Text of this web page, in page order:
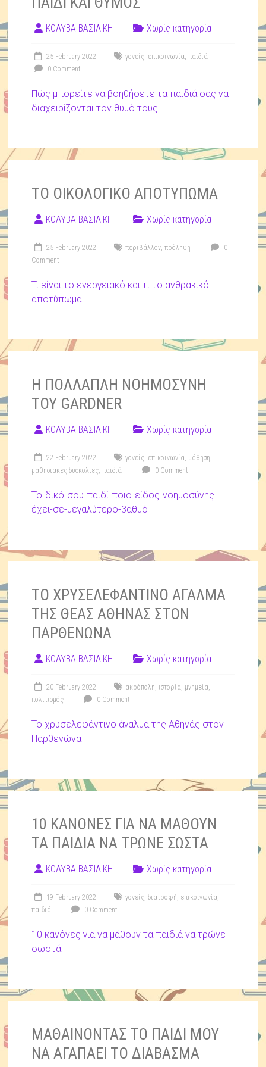
ΚΟΛΥΒΑ ΒΑΣΙΛΙΚΗ Χωρίς κατηγορία
25 February 2022 γονείς, επικοινωνία,παιδιά
0 Comment
Πώς μπορείτε να βοηθήσετε τα παιδιά σας να
διαχειρίζονται τον θυμό τους
ΤΟ ΟΙΚΟΛΟΓΙΚΟ ΑΠΟΤΥΠΩΜΑ
ΚΟΛΥΒΑ ΒΑΣΙΛΙΚΗ Χωρίς κατηγορία
25 February 2022 περιβάλλον,πρόληψη
0
Comment
Τι είναι το ενεργειακό και τι το ανθρακικό
αποτύπωμα
Η ΠΟΛΛΑΠΛΗ ΝΟΗΜΟΣΥΝΗ
ΤΟΥ GARDNER
ΚΟΛΥΒΑ ΒΑΣΙΛΙΚΗ Χωρίς κατηγορία
22 February 2022 γονείς, επικοινωνία, μάθηση,
μαθησιακές δυσκολίες,παιδιά 0 Comment
Το-δικό-σου-παιδί-ποιο-είδος-νοημοσύνης-
έχει-σε-μεγαλύτερο-βαθμό
ΤΟ ΧΡΥΣΕΛΕΦΑΝΤΙΝΟ ΑΓΑΛΜΑ
ΤΗΣ ΘΕΑΣ ΑΘΗΝΑΣ ΣΤΟΝ
ΠΑΡΘΕΝΩΝΑ
ΚΟΛΥΒΑ ΒΑΣΙΛΙΚΗ Χωρίς κατηγορία
20 February 2022 ακρόπολη, ιστορία, μνημεία,
πολιτισμός
0 Comment
Το χρυσελεφάντινο άγαλμα της Αθηνάς στον
Παρθενώνα
10 ΚΑΝΟΝΕΣ ΓΙΑ ΝΑ ΜΑΘΟΥΝ
ΤΑ ΠΑΙΔΙΑ ΝΑ ΤΡΩΝΕ ΣΩΣΤΑ
ΚΟΛΥΒΑ ΒΑΣΙΛΙΚΗ Χωρίς κατηγορία
19 February 2022 γονείς,διατροφή, επικοινωνία,
παιδιά
0 Comment
10 κανόνες για να μάθουν τα παιδιά να τρώνε
σωστά
ΜΑΘΑΙΝΟΝΤΑΣ ΤΟ ΠΑΙΔΙ ΜΟΥ
ΝΑ ΑΓΑΠΑΕΙ ΤΟ ΔΙΑΒΑΣΜΑ